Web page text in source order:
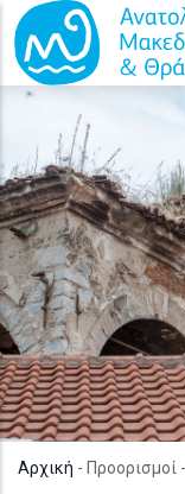
Παράκαμψη προς το
Αρχική - Προορισμοί -